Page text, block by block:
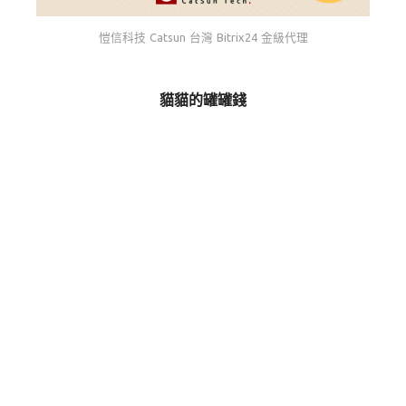
愷信科技 Catsun 台灣 Bitrix24 金級代理
貓貓的罐罐錢